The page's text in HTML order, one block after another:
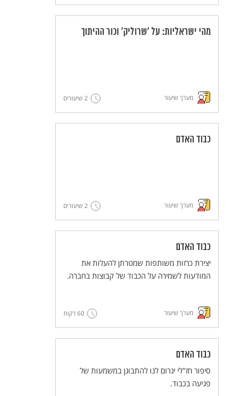
מהי ישראליות: על 'שרוליק' וכור ההיתוך
מערך שיעור 2 שיעורים
כבוד האדם
מערך שיעור 2 שיעורים
כבוד האדם
יצירת כרזות משותפות שמטרתן להעלות את
המודעות לשמירה על הכבוד של קבוצות בחברה.
מערך שיעור 60 דקות
כבוד האדם
סיפור חז"לי יגרום לנו להתבונן במשמעות של
פגיעה בכבוד.